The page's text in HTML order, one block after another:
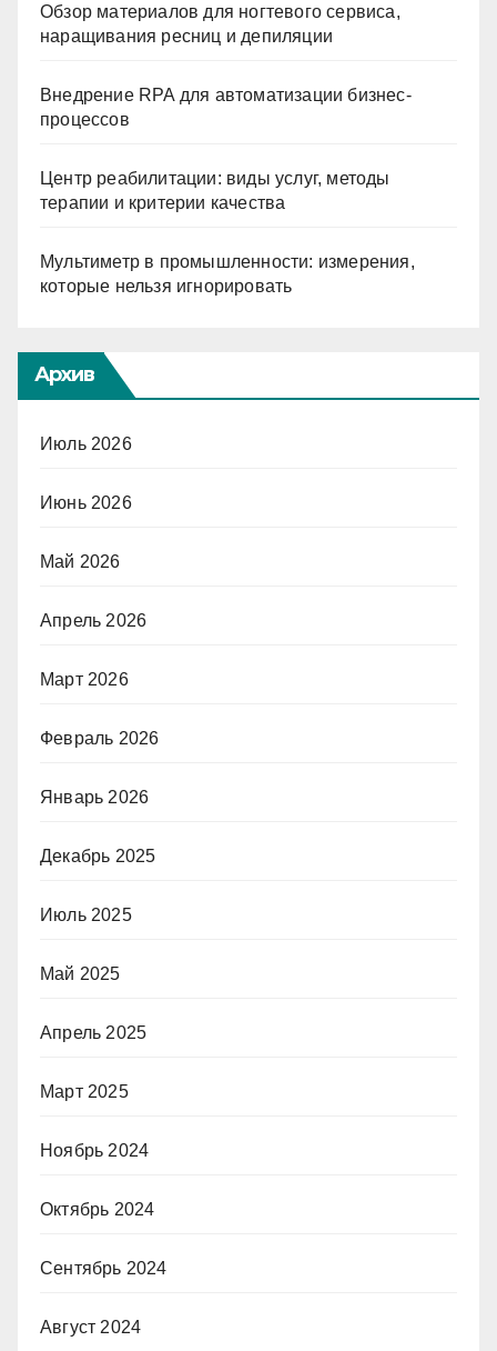
Обзор материалов для ногтевого сервиса,
наращивания ресниц и депиляции
Внедрение RPA для автоматизации бизнес-
процессов
Центр реабилитации: виды услуг, методы
терапии и критерии качества
Мультиметр в промышленности: измерения,
которые нельзя игнорировать
Архив
Июль 2026
Июнь 2026
Май 2026
Апрель 2026
Март 2026
Февраль 2026
Январь 2026
Декабрь 2025
Июль 2025
Май 2025
Апрель 2025
Март 2025
Ноябрь 2024
Октябрь 2024
Сентябрь 2024
Август 2024